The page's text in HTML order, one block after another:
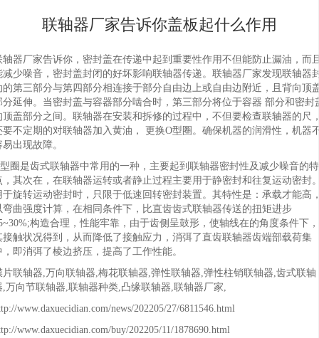
联轴器厂家告诉你盖板起什么作用
轴器厂家告诉你，密封盖在传递中起到重要性作用不但能防止漏油，而
减少噪音，密封盖封闭的好坏影响联轴器传递。联轴器厂家发现联轴器
的第三部分与第四部分相连接于部分自由边上或自由边附近，且背向顶
分延伸。当密封盖与容器部分啮合时，第三部分将位于容器 部分和密封
顶盖部分之间。联轴器在安装和拆修的过程中，不但要检查联轴器的尺
要不定期的对联轴器加入黄油， 更换O型圈。确保机器的润滑性，机器
易出现故障。
圈是齿式联轴器中常用的一种，主要起到联轴器密封性及减少噪音的特
，其次在，在联轴器运转或者静止过程主要用于静密封和往复运动密封
于旋转运动密封时，只限于低速回转密封装置。其特性是：承载才能高
弯曲强度计算，在相同条件下，比直齿齿式联轴器传送的扭矩进步
构造合理，性能牢靠，由于齿侧呈鼓形，使轴线在的角度条件下，
接触状况得到，从而降低了接触应力，消弭了直齿联轴器齿端部载荷集
，即消弭了棱边挤压，提高了工作性能。
片联轴器,万向联轴器,梅花联轴器,弹性联轴器,弹性柱销联轴器,齿式联轴
,万向节联轴器,联轴器种类,凸缘联轴器,联轴器厂家,
www.daxuecidian.com/news/202205/27/6811546.html
www.daxuecidian.com/buy/202205/11/1878690.html